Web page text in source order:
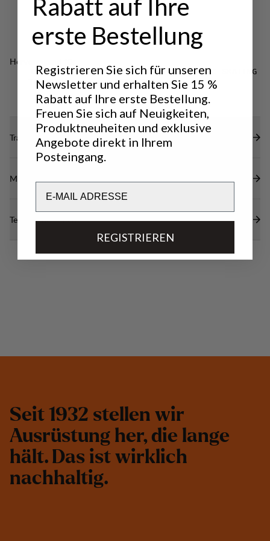
Isolationspolsterung.
Zwei-Wege-Frontreißverschluss mit Sturmklappe
DWR-Behandlung (100 % frei von
Fluorkohlenwasserstoffen), um Wasser und
Schmutz abzuweisen.
Hervorragend für
CLASSIC
TREKKING
LIGHT & TECH
TREKKING
NORDIC SKATING
Transparenz
Materialien
Technische Daten
Seit 1932 stellen wir
Ausrüstung her, die lange
hält. Das ist wirklich
nachhaltig.
Rabatt auf Ihre
erste Bestellung
Registrieren Sie sich für unseren
Newsletter und erhalten Sie 15 %
Rabatt auf Ihre erste Bestellung.
Freuen Sie sich auf Neuigkeiten,
Produktneuheiten und exklusive
Angebote direkt in Ihrem
Posteingang.
REGISTRIEREN